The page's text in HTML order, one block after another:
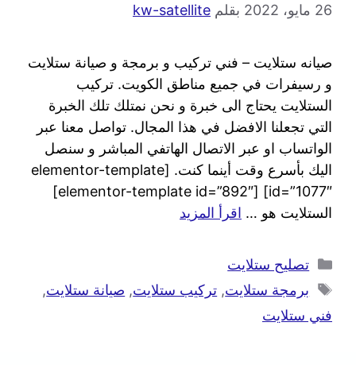
26 مايو، 2022 بقلم kw-satellite
صيانه ستلايت – فني تركيب و برمجة و صيانة ستلايت
و رسيفرات في جميع مناطق الكويت. تركيب
الستلايت يحتاج الى خبرة و نحن نمتلك تلك الخبرة
التي تجعلنا الافضل في هذا المجال. تواصل معنا عبر
الواتساب او عبر الاتصال الهاتفي المباشر و سنصل
اليك بأسرع وقت أينما كنت. [elementor-template
id=”1077″] [elementor-template id=”892″]
الستلايت هو … اقرأ المزيد
تصليح ستلايت
برمجة ستلايت, تركيب ستلايت, صيانة ستلايت,
فني ستلايت